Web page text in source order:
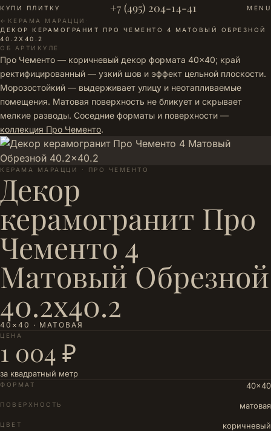
КУПИ ПЛИТКУ +7 (495) 204-14-41
MENU
← КЕРАМА МАРАЦЦИ ·
ДЕКОР КЕРАМОГРАНИТ ПРО ЧЕМЕНТО 4 МАТОВЫЙ ОБРЕЗНОЙ
40.2X40.2
ОБ АРТИКУЛЕ
Про Чементо — коричневый декор формата 40×40; край
ректифицированный — узкий шов и эффект цельной плоскости.
Морозостойкий — выдерживает улицу и неотапливаемые
помещения. Матовая поверхность не бликует и скрывает
мелкие разводы. Соседние форматы и поверхности —
коллекция Про Чементо.
КЕРАМА МАРАЦЦИ · ПРО ЧЕМЕНТО
Декор
керамогранит Про
Чементо 4
Матовый Обрезной
40.2x40.2
40×40 · МАТОВАЯ
ЦЕНА
1 004 ₽
за квадратный метр
ФОРМАТ 40×40
ПОВЕРХНОСТЬ матовая
ЦВЕТ коричневый